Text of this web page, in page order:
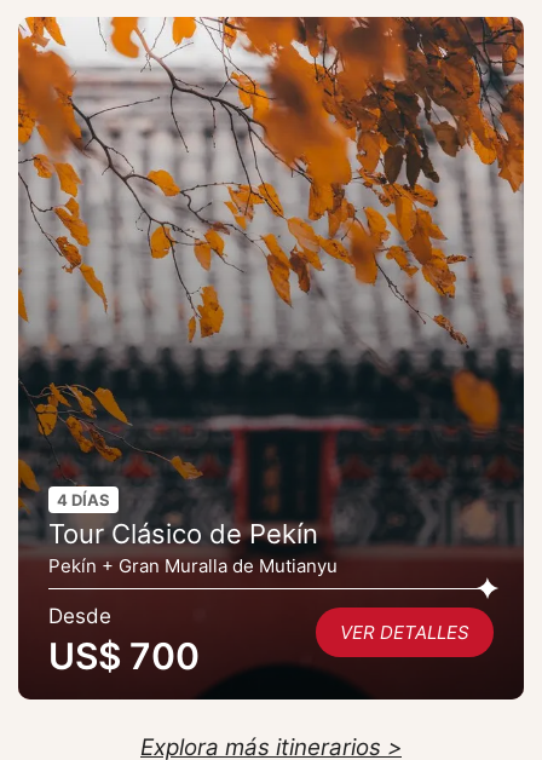
4 DÍAS
Tour Clásico de Pekín
Pekín + Gran Muralla de Mutianyu
Desde
US$ 700
VER DETALLES
Explora más itinerarios >